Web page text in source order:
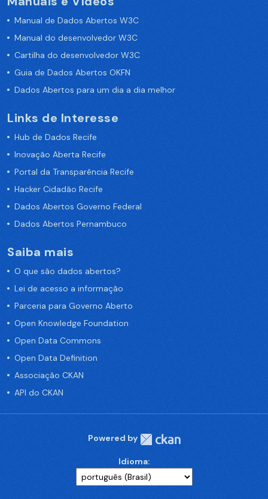
Manual de Dados Abertos W3C
Manual do desenvolvedor W3C
Cartilha do desenvolvedor W3C
Guia de Dados Abertos OKFN
Dados Abertos para um dia a dia melhor
Links de Interesse
Hub de Dados Recife
Inovação Aberta Recife
Portal da Transparência Recife
Hacker Cidadão Recife
Dados Abertos Governo Federal
Dados Abertos Pernambuco
Saiba mais
O que são dados abertos?
Lei de acesso a informação
Parceria para Governo Aberto
Open Knowledge Foundation
Open Data Commons
Open Data Definition
Associação CKAN
API do CKAN
Powered by
Idioma